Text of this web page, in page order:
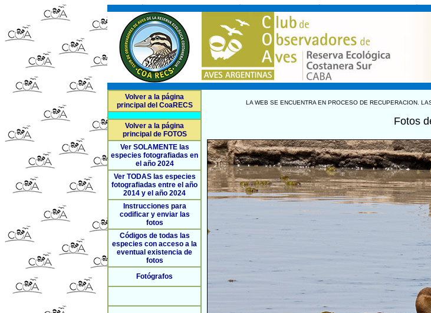
Volver a la página
principal del CoaRECS
Volver a la página
principal de FOTOS
Ver SOLAMENTE las
especies fotografiadas en
el año 2024
Ver TODAS las especies
fotografiadas entre el año
2014 y el año 2024
Instrucciones para
codificar y enviar las
fotos
Códigos de todas las
especies con acceso a la
eventual existencia de
fotos
Fotógrafos
LA WEB SE ENCUENTRA EN PROCESO DE RECUPERACION.
Fotos